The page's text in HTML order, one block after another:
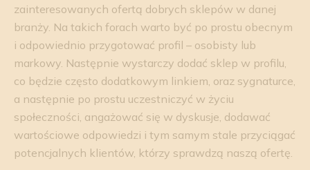
zainteresowanych ofertą dobrych sklepów w danej
branży. Na takich forach warto być po prostu obecnym
i odpowiednio przygotować profil – osobisty lub
markowy. Następnie wystarczy dodać sklep w profilu,
co będzie często dodatkowym linkiem, oraz sygnaturce,
a następnie po prostu uczestniczyć w życiu
społeczności, angażować się w dyskusje, dodawać
wartościowe odpowiedzi i tym samym stale przyciągać
potencjalnych klientów, którzy sprawdzą naszą ofertę.